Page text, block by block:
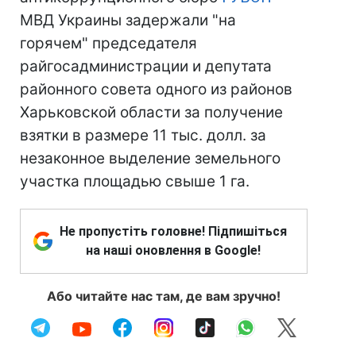
МВД Украины задержали "на
горячем" председателя
райгосадминистрации и депутата
районного совета одного из районов
Харьковской области за получение
взятки в размере 11 тыс. долл. за
незаконное выделение земельного
участка площадью свыше 1 га.
Не пропустіть головне! Підпишіться
на наші оновлення в Google!
Або читайте нас там, де вам зручно!